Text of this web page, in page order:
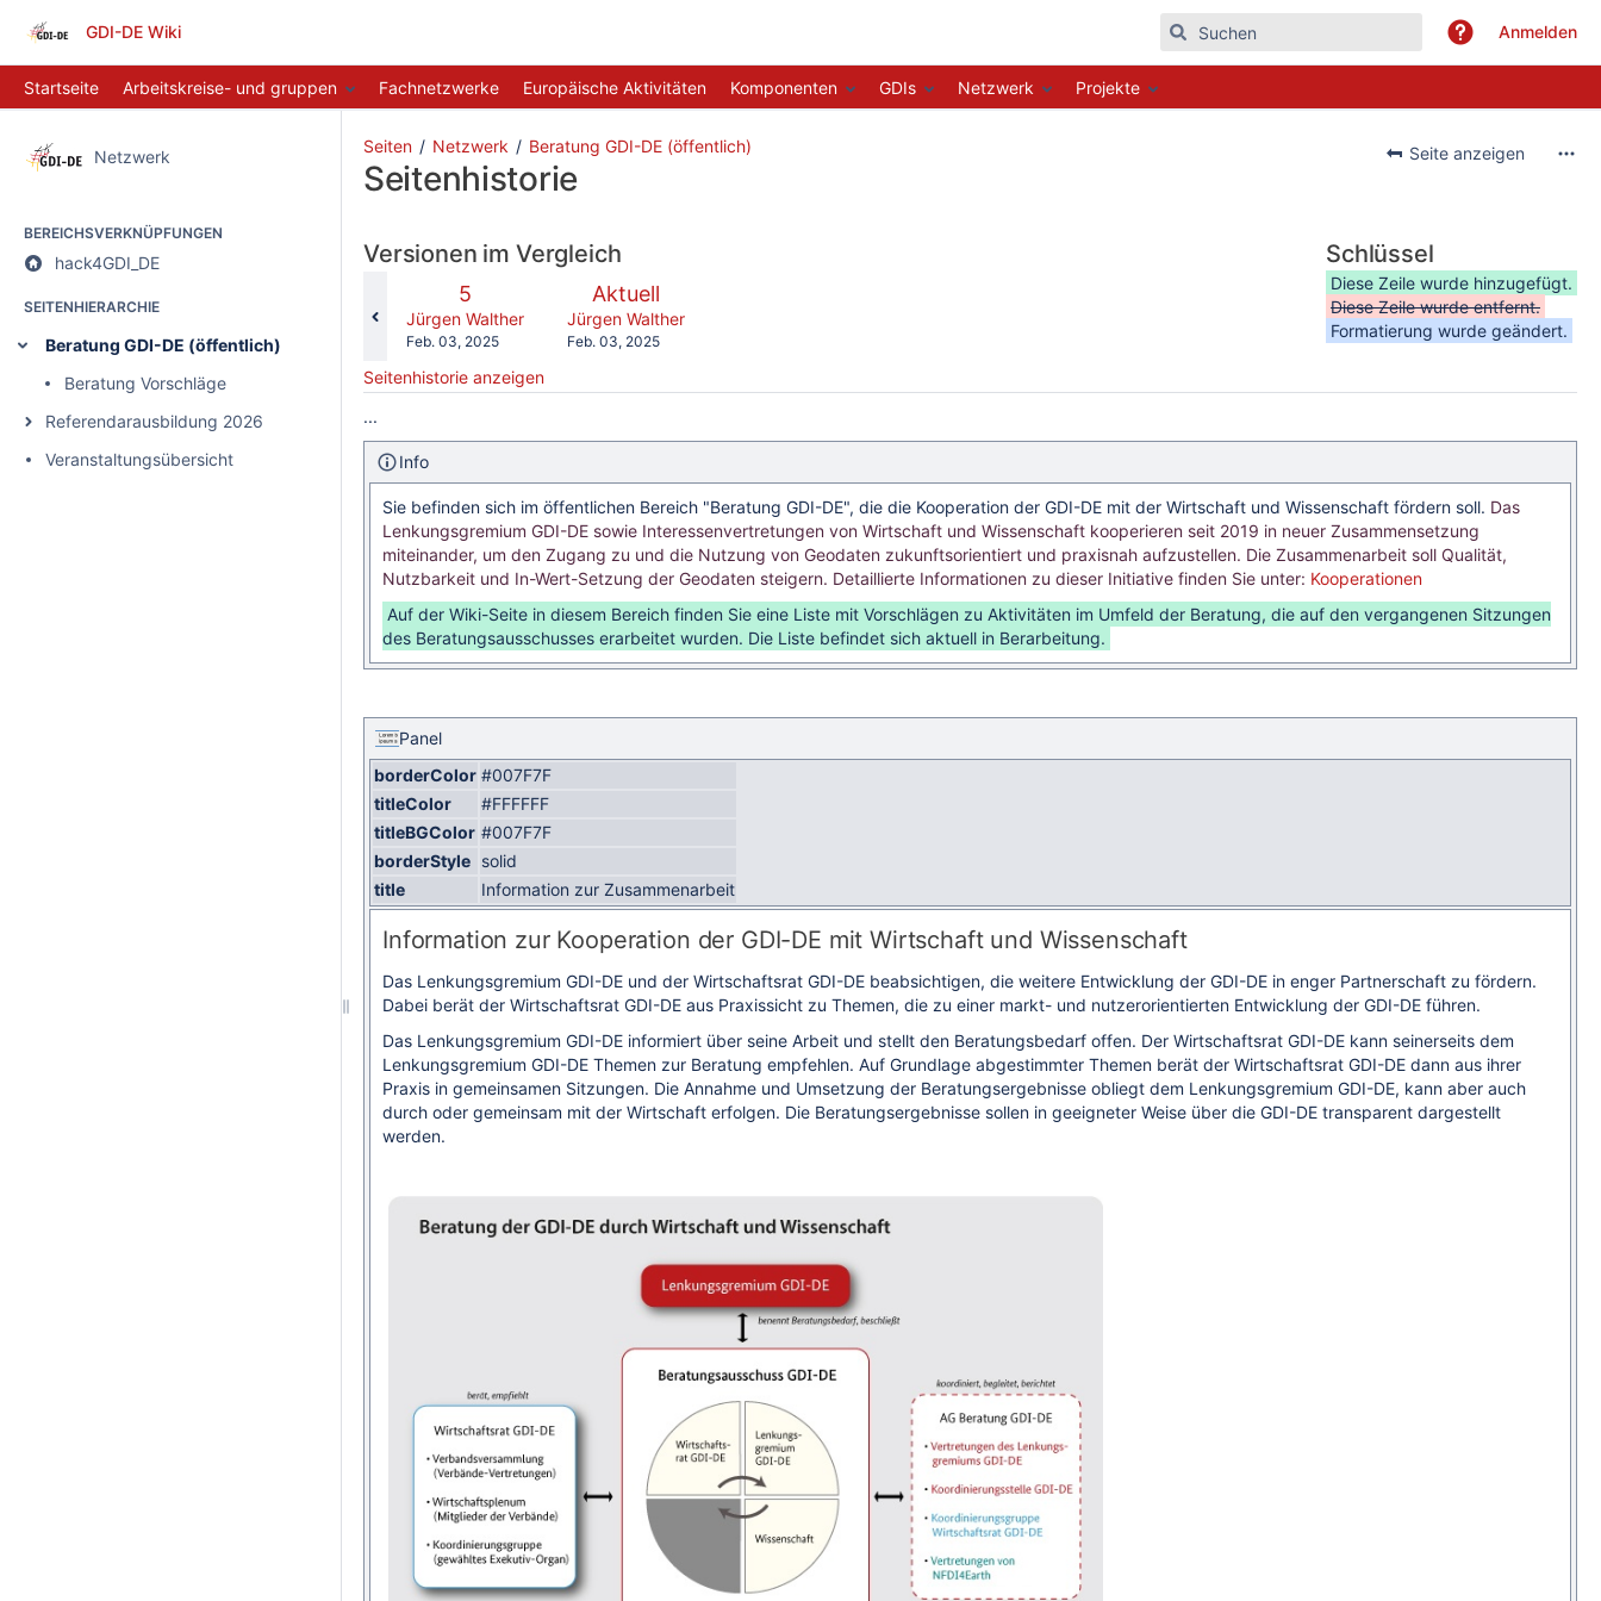
GDI-DE Wiki Anmelden
Startseite Arbeitskreise- und gruppen Fachnetzwerke Europäische Aktivitäten Komponenten GDIs Netzwerk Projekte
Netzwerk
BEREICHSVERKNÜPFUNGEN
hack4GDI_DE
SEITENHIERARCHIE
Beratung GDI-DE (öffentlich)
Beratung Vorschläge
Referendarausbildung 2026
Veranstaltungsübersicht
Seite anzeigen
Seiten Netzwerk Beratung GDI-DE (öffentlich)
Seitenhistorie
Versionen im Vergleich
Alte
Version
5
changes.mady.by.user
Jürgen Walther
Gespeichert
Feb. 03, 2025
verglichen
Neue
Version
Aktuell
changes.mady.by.user
Jürgen Walther
Gespeichert
Feb. 03, 2025
Seitenhistorie anzeigen
Schlüssel
Diese Zeile wurde hinzugefügt.
Diese Zeile wurde entfernt.
Formatierung wurde geändert.
...
Info
Sie befinden sich im öffentlichen Bereich "Beratung GDI-DE", die die Kooperation der GDI-DE mit der Wirtschaft und Wissenschaft fördern soll. Das
Lenkungsgremium GDI-DE sowie Interessenvertretungen von Wirtschaft und Wissenschaft kooperieren seit 2019 in neuer Zusammensetzung
miteinander, um den Zugang zu und die Nutzung von Geodaten zukunftsorientiert und praxisnah aufzustellen. Die Zusammenarbeit soll Qualität,
Nutzbarkeit und In-Wert-Setzung der Geodaten steigern. Detaillierte Informationen zu dieser Initiative finden Sie unter: Kooperationen
Auf der Wiki-Seite in diesem Bereich finden Sie eine Liste mit Vorschlägen zu Aktivitäten im Umfeld der Beratung, die auf den vergangenen Sitzungen
des Beratungsausschusses erarbeitet wurden. Die Liste befindet sich aktuell in Berarbeitung.
Panel
borderColor #007F7F
titleColor
#FFFFFF
titleBGColor #007F7F
borderStyle solid
title
Information zur Zusammenarbeit
Information zur Kooperation der GDI-DE mit Wirtschaft und Wissenschaft
Das Lenkungsgremium GDI-DE und der Wirtschaftsrat GDI-DE beabsichtigen, die weitere Entwicklung der GDI-DE in enger Partnerschaft zu fördern.
Dabei berät der Wirtschaftsrat GDI-DE aus Praxissicht zu Themen, die zu einer markt- und nutzerorientierten Entwicklung der GDI-DE führen.
Das Lenkungsgremium GDI-DE informiert über seine Arbeit und stellt den Beratungsbedarf offen. Der Wirtschaftsrat GDI-DE kann seinerseits dem
Lenkungsgremium GDI-DE Themen zur Beratung empfehlen. Auf Grundlage abgestimmter Themen berät der Wirtschaftsrat GDI-DE dann aus ihrer
Praxis in gemeinsamen Sitzungen. Die Annahme und Umsetzung der Beratungsergebnisse obliegt dem Lenkungsgremium GDI-DE, kann aber auch
durch oder gemeinsam mit der Wirtschaft erfolgen. Die Beratungsergebnisse sollen in geeigneter Weise über die GDI-DE transparent dargestellt
werden.